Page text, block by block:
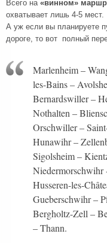
Всего на «винном»
охватывает лишь 4-5 мест.
А уж если вы планируете
дороге, то вот полный
Marlenheim –
les-Bains –
Bernardswiller –
Nothalten –
Orschwiller –
Hunawihr –
Sigolsheim –
Niedermorschwihr
Husseren-les-
Gueberschwihr –
Bergholtz-Zell –
– Thann.